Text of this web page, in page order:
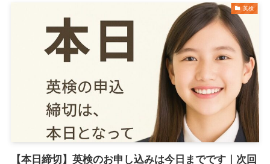
英検
【本日締切】英検のお申し込みは今日までです｜次回